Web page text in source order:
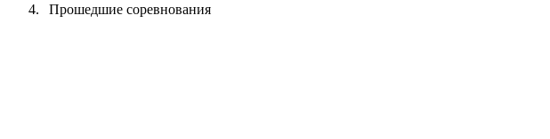
Прошедшие соревнования